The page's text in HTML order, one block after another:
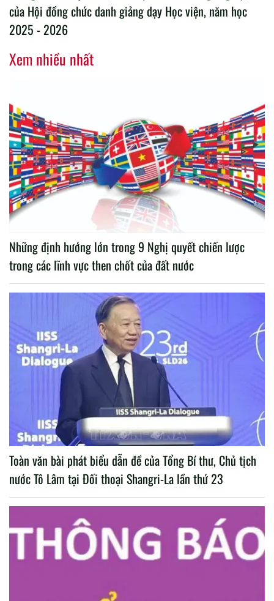
của Hội đồng chức danh giảng dạy Học viện, năm học
2025 - 2026
Xem nhiều nhất
Những định hướng lớn trong 9 Nghị quyết chiến lược
trong các lĩnh vực then chốt của đất nước
Toàn văn bài phát biểu dẫn đề của Tổng Bí thư, Chủ tịch
nước Tô Lâm tại Đối thoại Shangri-La lần thứ 23